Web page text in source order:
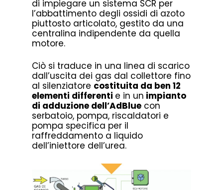
di impiegare un sistema SCR per
l’abbattimento degli ossidi di azoto
piuttosto articolato, gestito da una
centralina indipendente da quella
motore.
Ciò si traduce in una linea di scarico
dall’uscita dei gas dal collettore fino
al silenziatore costituita da ben 12
elementi differenti e in un impianto
di adduzione dell’AdBlue con
serbatoio, pompa, riscaldatori e
pompa specifica per il
raffreddamento a liquido
dell’iniettore dell’urea.